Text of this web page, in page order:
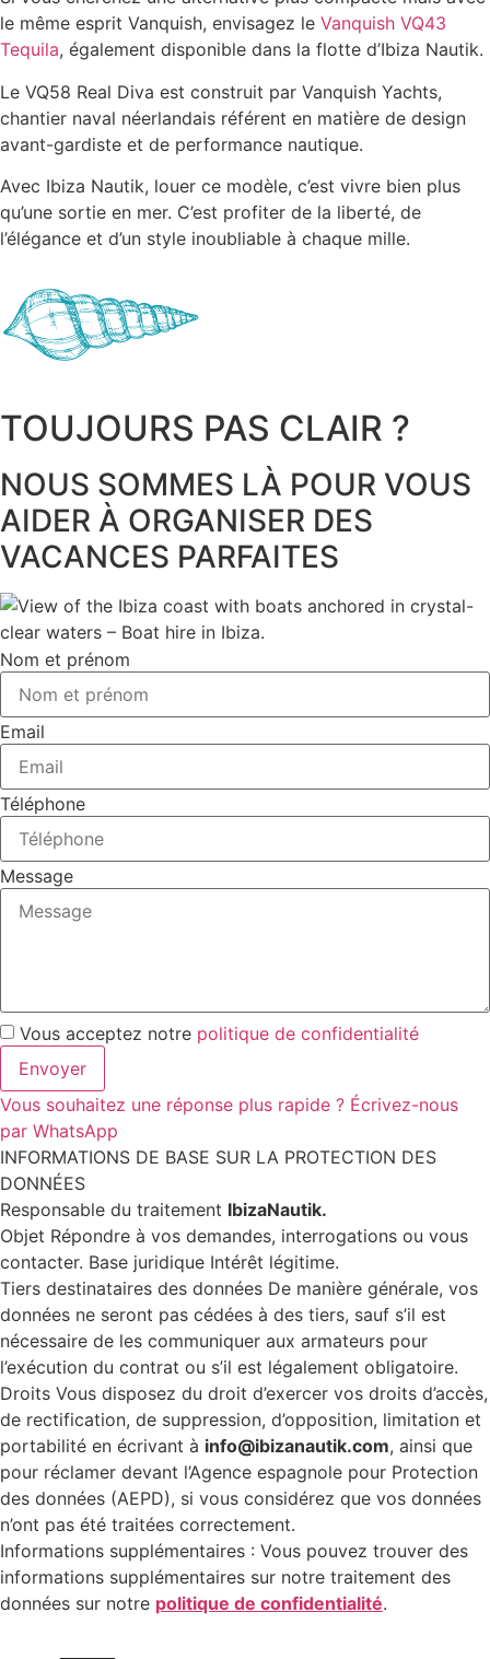
le même esprit Vanquish, envisagez le Vanquish VQ43
Tequila, également disponible dans la flotte d’Ibiza Nautik.
Le VQ58 Real Diva est construit par Vanquish Yachts,
chantier naval néerlandais référent en matière de design
avant-gardiste et de performance nautique.
Avec Ibiza Nautik, louer ce modèle, c’est vivre bien plus
qu’une sortie en mer. C’est profiter de la liberté, de
l’élégance et d’un style inoubliable à chaque mille.
TOUJOURS PAS CLAIR ?
NOUS SOMMES LÀ POUR VOUS
AIDER À ORGANISER DES
VACANCES PARFAITES
Nom et prénom
Email
Téléphone
Message
Vous acceptez notre politique de confidentialité
Envoyer
Vous souhaitez une réponse plus rapide ? Écrivez-nous
par WhatsApp
INFORMATIONS DE BASE SUR LA PROTECTION DES
DONNÉES
Responsable du traitement IbizaNautik.
Objet Répondre à vos demandes, interrogations ou vous
contacter. Base juridique Intérêt légitime.
Tiers destinataires des données De manière générale, vos
données ne seront pas cédées à des tiers, sauf s’il est
nécessaire de les communiquer aux armateurs pour
l’exécution du contrat ou s’il est légalement obligatoire.
Droits Vous disposez du droit d’exercer vos droits d’accès,
de rectification, de suppression, d’opposition, limitation et
portabilité en écrivant à info@ibizanautik.com, ainsi que
pour réclamer devant l’Agence espagnole pour Protection
des données (AEPD), si vous considérez que vos données
n’ont pas été traitées correctement.
Informations supplémentaires : Vous pouvez trouver des
informations supplémentaires sur notre traitement des
données sur notre politique de confidentialité.